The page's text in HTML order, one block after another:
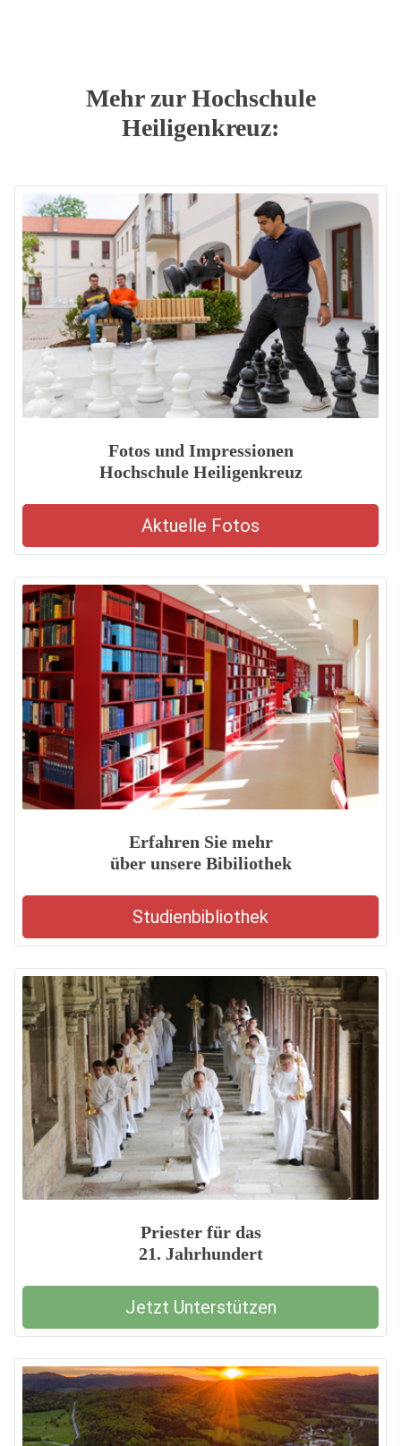
Mehr zur Hochschule
Heiligenkreuz:
Fotos und Impressionen
Hochschule Heiligenkreuz
Aktuelle Fotos
Erfahren Sie mehr
über unsere Bibiliothek
Studienbibliothek
Priester für das
21. Jahrhundert
Jetzt Unterstützen